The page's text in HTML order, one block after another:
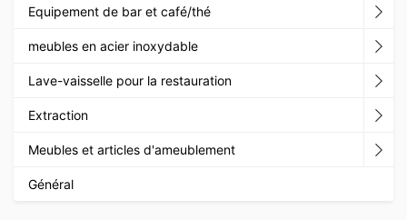
Equipement de bar et café/thé
meubles en acier inoxydable
Lave-vaisselle pour la restauration
Extraction
Meubles et articles d'ameublement
Général